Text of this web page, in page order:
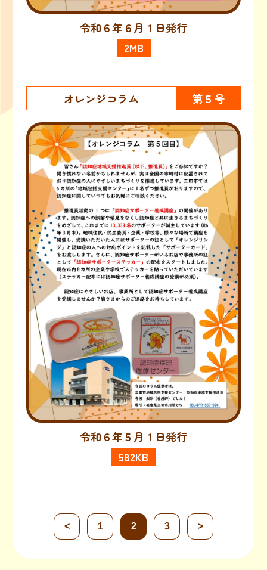
令和６年６月１日発行
2MB
オレンジコラム 第５号
令和６年５月１日発行
582KB
< 1 2 3 >